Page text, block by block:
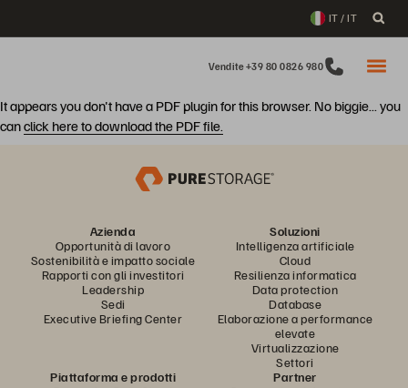
IT / IT
Vendite +39 80 0826 980
It appears you don't have a PDF plugin for this browser. No biggie... you
canclick here to download the PDF file.
Azienda
Opportunità di lavoro
Sostenibilità e impatto sociale
Rapporti con gli investitori
Leadership
Sedi
Executive Briefing Center
Soluzioni
Intelligenza artificiale
Cloud
Resilienza informatica
Data protection
Database
Elaborazione a performance
elevate
Virtualizzazione
Settori
Piattaforma e prodotti
Partner